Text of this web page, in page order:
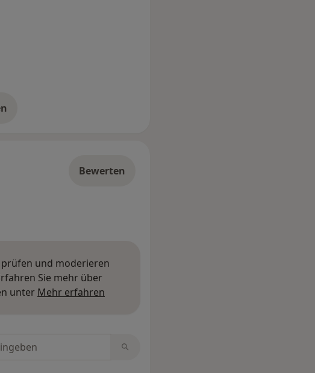
Bewerten
prüfen und moderieren
Sie mehr über
unter Mehr erfahren